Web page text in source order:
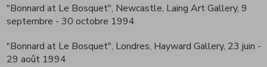
"Bonnard at Le Bosquet", Newcastle, Laing Art Gallery, 9
septembre - 30 octobre 1994
"Bonnard at Le Bosquet", Londres, Hayward Gallery, 23 juin -
29 août 1994